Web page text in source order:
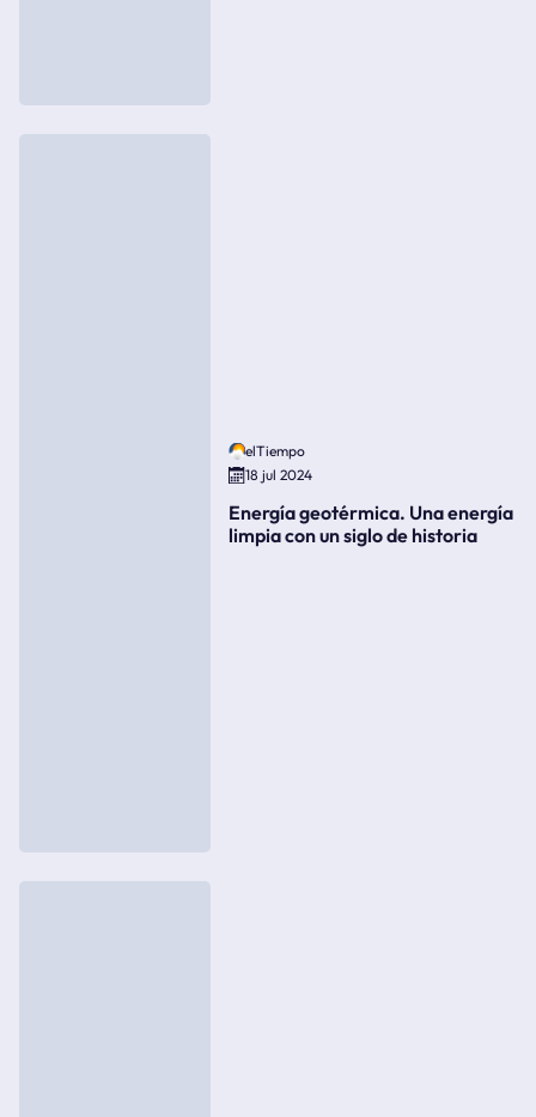
elTiempo
18 jul 2024
Energía geotérmica. Una energía
limpia con un siglo de historia